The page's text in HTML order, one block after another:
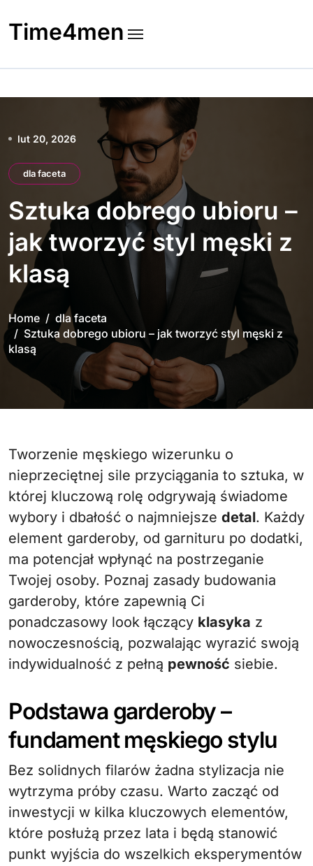
to
content
Time4men
lut 20, 2026
dla faceta
Sztuka dobrego ubioru –
jak tworzyć styl męski z
klasą
Home
dla faceta
Sztuka dobrego ubioru – jak tworzyć styl męski z
klasą
Tworzenie męskiego wizerunku o
nieprzeciętnej sile przyciągania to sztuka, w
której kluczową rolę odgrywają świadome
wybory i dbałość o najmniejsze detal. Każdy
element garderoby, od garnituru po dodatki,
ma potencjał wpłynąć na postrzeganie
Twojej osoby. Poznaj zasady budowania
garderoby, które zapewnią Ci
ponadczasowy look łączący klasyka z
nowoczesnością, pozwalając wyrazić swoją
indywidualność z pełną pewność siebie.
Podstawa garderoby –
fundament męskiego stylu
Bez solidnych filarów żadna stylizacja nie
wytrzyma próby czasu. Warto zacząć od
inwestycji w kilka kluczowych elementów,
które posłużą przez lata i będą stanowić
punkt wyjścia do wszelkich eksperymentów